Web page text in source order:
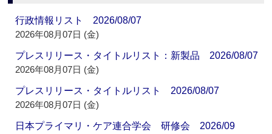
行政情報リスト 2026/08/07
2026年08月07日 (金)
プレスリリース・タイトルリスト：新製品 2026/08/07
2026年08月07日 (金)
プレスリリース・タイトルリスト 2026/08/07
2026年08月07日 (金)
日本プライマリ・ケア連合学会 研修会 2026/09